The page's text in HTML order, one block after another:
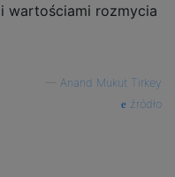
wartościami rozmycia
Anand Mukut Tirkey
źródło